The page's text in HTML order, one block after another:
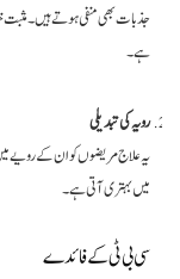
جذبات بھی منفی ہوتے ہیں۔ مثبت
ہے۔
رویہ کی تبدیلی
یہ علاج مریضوں کو ان کے رویے
میں بہتری آتی ہے۔
سی بی ٹی کے فائدے